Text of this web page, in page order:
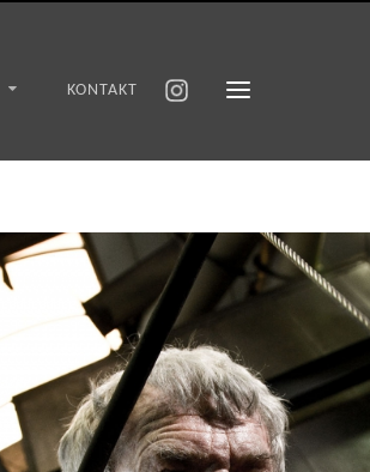
KONTAKT